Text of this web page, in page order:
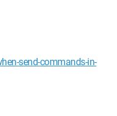
send-commands-in-